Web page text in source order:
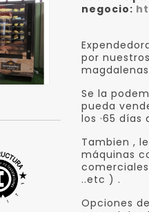
negocio:
por
Se la
pueda
los ·65 días
Tambien ,
máquinas
..etc ) .
Opciones